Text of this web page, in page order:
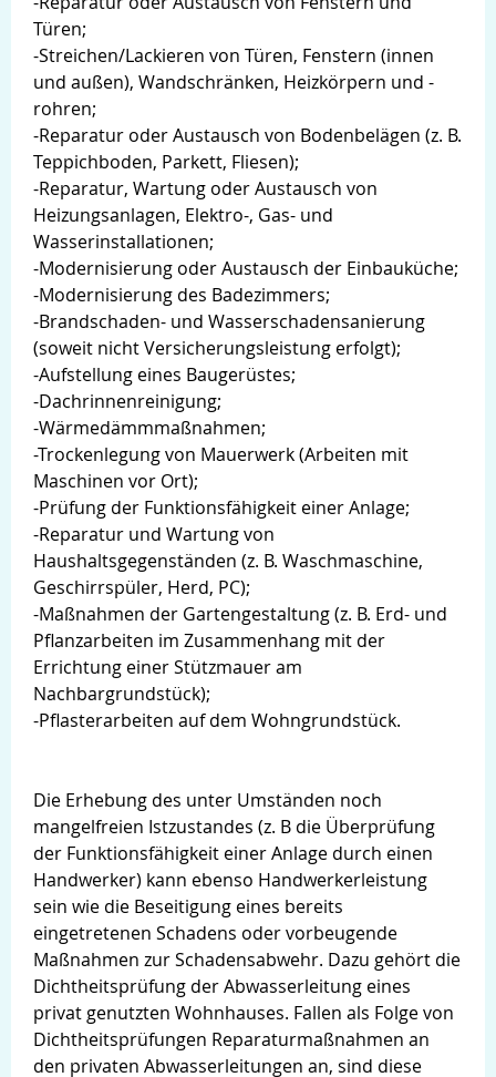
Türen;
-Streichen/Lackieren von Türen, Fenstern (innen
und außen), Wandschränken, Heizkörpern und -
rohren;
-Reparatur oder Austausch von Bodenbelägen (z. B.
Teppichboden, Parkett, Fliesen);
-Reparatur, Wartung oder Austausch von
Heizungsanlagen, Elektro-, Gas- und
Wasserinstallationen;
-Modernisierung oder Austausch der Einbauküche;
-Modernisierung des Badezimmers;
-Brandschaden- und Wasserschadensanierung
(soweit nicht Versicherungsleistung erfolgt);
-Aufstellung eines Baugerüstes;
-Dachrinnenreinigung;
-Wärmedämmmaßnahmen;
-Trockenlegung von Mauerwerk (Arbeiten mit
Maschinen vor Ort);
-Prüfung der Funktionsfähigkeit einer Anlage;
-Reparatur und Wartung von
Haushaltsgegenständen (z. B. Waschmaschine,
Geschirrspüler, Herd, PC);
-Maßnahmen der Gartengestaltung (z. B. Erd- und
Pflanzarbeiten im Zusammenhang mit der
Errichtung einer Stützmauer am
Nachbargrundstück);
-Pflasterarbeiten auf dem Wohngrundstück.
Die Erhebung des unter Umständen noch
mangelfreien Istzustandes (z. B die Überprüfung
der Funktionsfähigkeit einer Anlage durch einen
Handwerker) kann ebenso Handwerkerleistung
sein wie die Beseitigung eines bereits
eingetretenen Schadens oder vorbeugende
Maßnahmen zur Schadensabwehr. Dazu gehört die
Dichtheitsprüfung der Abwasserleitung eines
privat genutzten Wohnhauses. Fallen als Folge von
Dichtheitsprüfungen Reparaturmaßnahmen an
den privaten Abwasserleitungen an, sind diese